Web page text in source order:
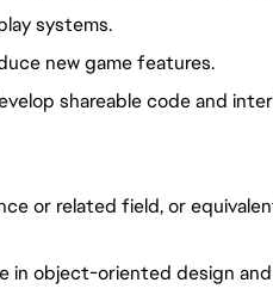
systems.
new game features.
shareable code and
or related field, or
in object-oriented design